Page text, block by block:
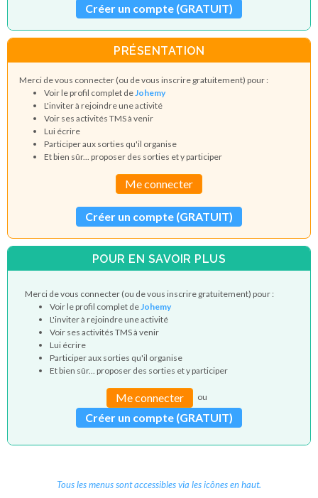
Créer un compte (GRATUIT)
PRÉSENTATION
Merci de vous connecter (ou de vous inscrire gratuitement) pour :
Voir le profil complet deJohemy
L'inviter à rejoindre une activité
Voir ses activités TMS à venir
Lui écrire
Participer aux sorties qu'il organise
Et bien sûr... proposer des sorties et y participer
Me connecter
Créer un compte (GRATUIT)
POUR EN SAVOIR PLUS
Merci de vous connecter (ou de vous inscrire gratuitement) pour :
Voir le profil complet deJohemy
L'inviter à rejoindre une activité
Voir ses activités TMS à venir
Lui écrire
Participer aux sorties qu'il organise
Et bien sûr... proposer des sorties et y participer
Me connecter ou
Créer un compte (GRATUIT)
Tous les menus sont accessibles via les icônes en haut.